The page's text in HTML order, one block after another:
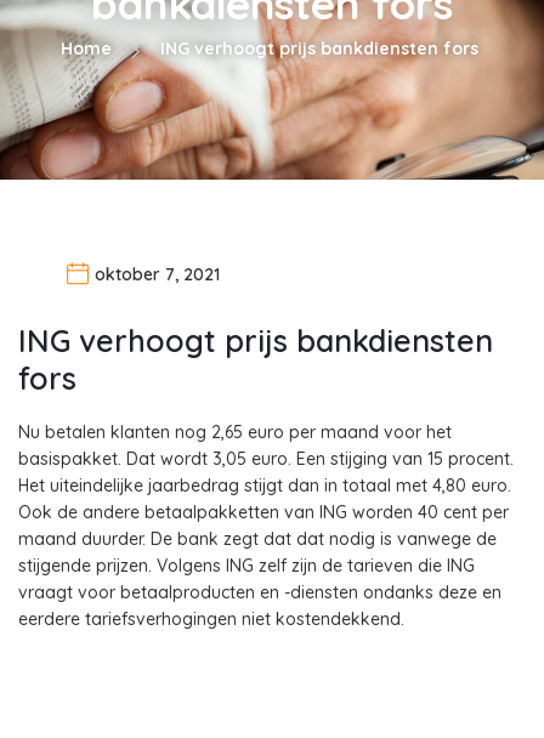
Home ING verhoogt prijs bankdiensten fors
oktober 7, 2021
ING verhoogt prijs bankdiensten
fors
Nu betalen klanten nog 2,65 euro per maand voor het
basispakket. Dat wordt 3,05 euro. Een stijging van 15 procent.
Het uiteindelijke jaarbedrag stijgt dan in totaal met 4,80 euro.
Ook de andere betaalpakketten van ING worden 40 cent per
maand duurder. De bank zegt dat dat nodig is vanwege de
stijgende prijzen. Volgens ING zelf zijn de tarieven die ING
vraagt voor betaalproducten en -diensten ondanks deze en
eerdere tariefsverhogingen niet kostendekkend.